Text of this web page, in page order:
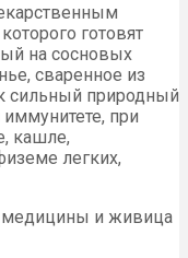
готовят
на сосновых
сваренное из
сильный природный
при
кашле,
легких,
медицины и живица